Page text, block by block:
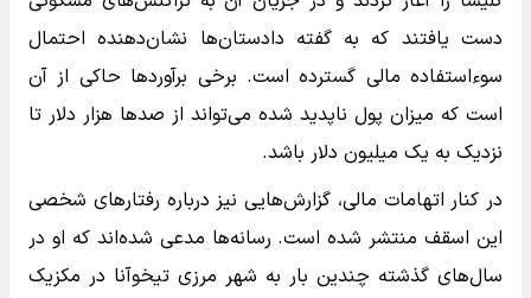
دست یافتند که به گفته دادستان‌ها نشان‌دهنده احتمال
سوءاستفاده مالی گسترده است. برخی برآوردها حاکی از آن
است که میزان پول ناپدید شده می‌تواند از صدها هزار دلار تا
نزدیک به یک میلیون دلار باشد.
در کنار اتهامات مالی، گزارش‌هایی نیز درباره رفتارهای شخصی
این اسقف منتشر شده است. رسانه‌ها مدعی شده‌اند که او در
سال‌های گذشته چندین بار به شهر مرزی تیخوآنا در مکزیک